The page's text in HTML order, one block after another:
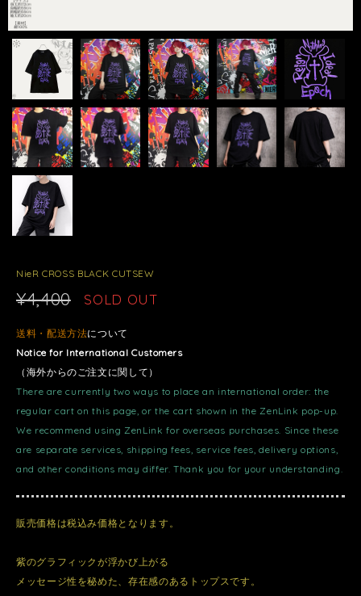
NieR CROSS BLACK CUTSEW
¥4,400 SOLD OUT
送料・配送方法について
Notice for International Customers
（海外からのご注文に関して）
There are currently two ways to place an international order: the
regular cart on this page, or the cart shown in the ZenLink pop-up.
We recommend using ZenLink for overseas purchases. Since these
are separate services, shipping fees, service fees, delivery options,
and other conditions may differ. Thank you for your understanding.
販売価格は税込み価格となります。
紫のグラフィックが浮かび上がる
メッセージ性を秘めた、存在感のあるトップスです。